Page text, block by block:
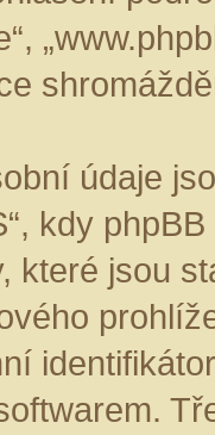
údaje
kdy
které jsou